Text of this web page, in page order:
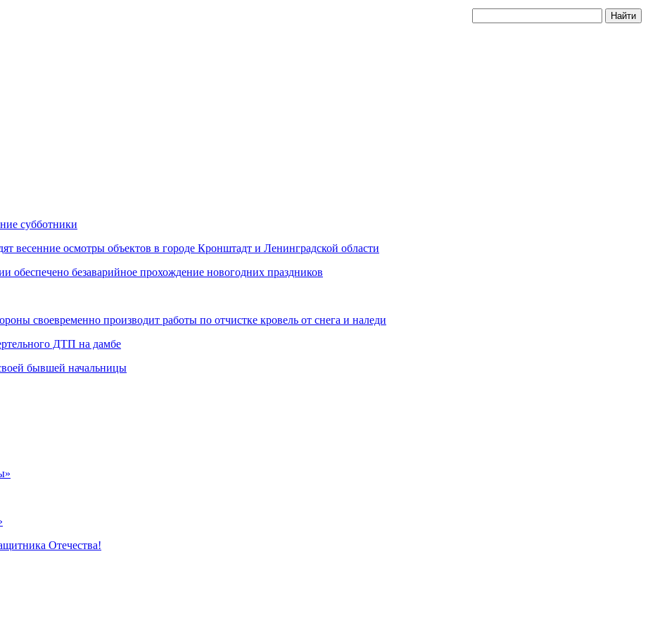
субботники
осмотры объектов в городе Кронштадт и Ленинградской области
безаварийное прохождение новогодних праздников
своевременно производит работы по отчистке кровель от снега и наледи
ДТП на дамбе
бывшей начальницы
Отечества!